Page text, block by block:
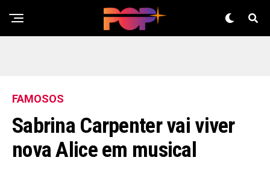
FAMOSOS
Sabrina Carpenter vai viver
nova Alice em musical